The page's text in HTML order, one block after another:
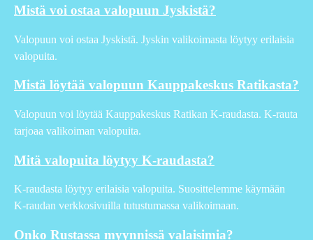
Mistä voi ostaa valopuun Jyskistä?
Valopuun voi ostaa Jyskistä. Jyskin valikoimasta löytyy erilaisia
valopuita.
Mistä löytää valopuun Kauppakeskus Ratikasta?
Valopuun voi löytää Kauppakeskus Ratikan K-raudasta. K-rauta
tarjoaa valikoiman valopuita.
Mitä valopuita löytyy K-raudasta?
K-raudasta löytyy erilaisia valopuita. Suosittelemme käymään
K-raudan verkkosivuilla tutustumassa valikoimaan.
Onko Rustassa myynnissä valaisimia?